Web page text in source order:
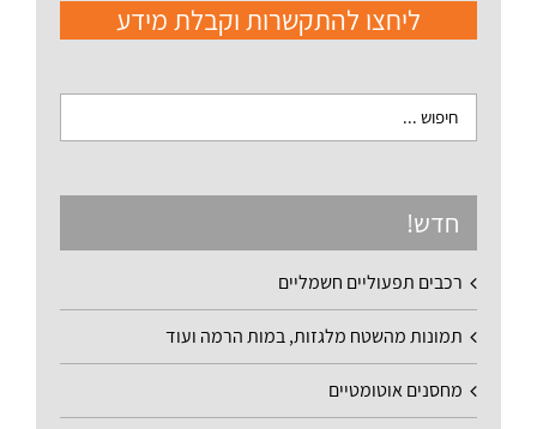
ליחצו להתקשרות וקבלת מידע
חדש!
רכבים תפעוליים חשמליים
תמונות מהשטח מלגזות, במות הרמה ועוד
מחסנים אוטומטיים